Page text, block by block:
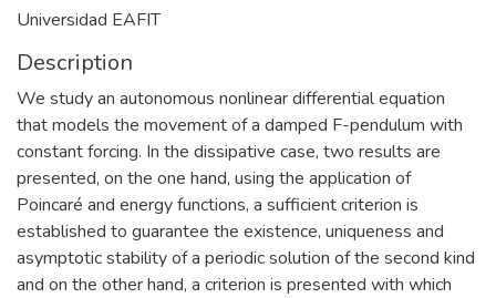
Universidad EAFIT
Description
We study an autonomous nonlinear differential equation
that models the movement of a damped F-pendulum with
constant forcing. In the dissipative case, two results are
presented, on the one hand, using the application of
Poincaré and energy functions, a sufficient criterion is
established to guarantee the existence, uniqueness and
asymptotic stability of a periodic solution of the second kind
and on the other hand, a criterion is presented with which